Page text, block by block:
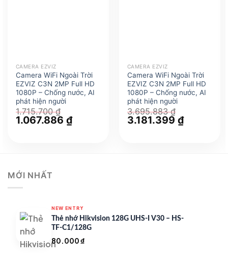
CAMERA EZVIZ
Camera WiFi Ngoài Trời
EZVIZ C3N 2MP Full HD
1080P – Chống nước, AI
phát hiện người
1.715.700₫
Giá
gốc
1.067.886 ₫Giá
hiện
CAMERA EZVIZ
Camera WiFi Ngoài Trời
EZVIZ C3N 2MP Full HD
1080P – Chống nước, AI
phát hiện người
3.695.883₫
Giá
gốc
3.181.399 ₫Giá
hiện
MỚI NHẤT
NEW ENTRY
Thẻ nhớ Hikvision 128G UHS-I V30 – HS-
TF-C1/128G
80.000₫